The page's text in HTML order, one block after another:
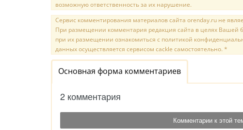
возможную ответственность за их нарушение.
Сервис комментирования материалов сайта orenday.ru не
При размещении комментария редакция сайта в целях Вашей
при их размещении ознакомиться с политикой
данных осуществляется сервисом cackle самостоятельно. *
Основная форма комментариев
2 комментария
Комментарии к этой